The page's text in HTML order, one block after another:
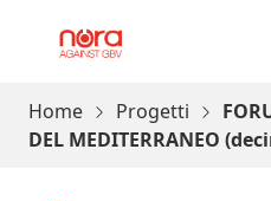
Progetto Nora
Home Progetti
DEL MEDITERRANEO